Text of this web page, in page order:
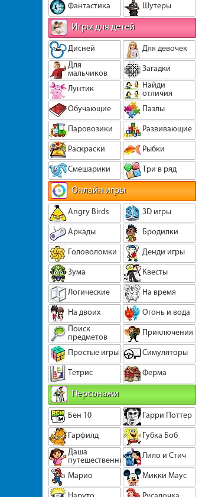
Фантастика
Шутеры
Игры для детей
Дисней
Для девочек
Для
мальчиков
Загадки
Лунтик
Найди
отличия
Обучающие
Пазлы
Паровозики
Развивающие
Раскраски
Рыбки
Смешарики
Три в ряд
Онлайн игры
Angry Birds
3D игры
Аркады
Бродилки
Головоломки
Денди игры
Зума
Квесты
Логические
На время
На двоих
Огонь и вода
Поиск
предметов
Приключения
Простые игры
Симуляторы
Тетрис
Ферма
Персонажи
Бен 10
Гарри Поттер
Гарфилд
Губка Боб
Даша
путешественница
Лило и Стич
Марио
Микки Маус